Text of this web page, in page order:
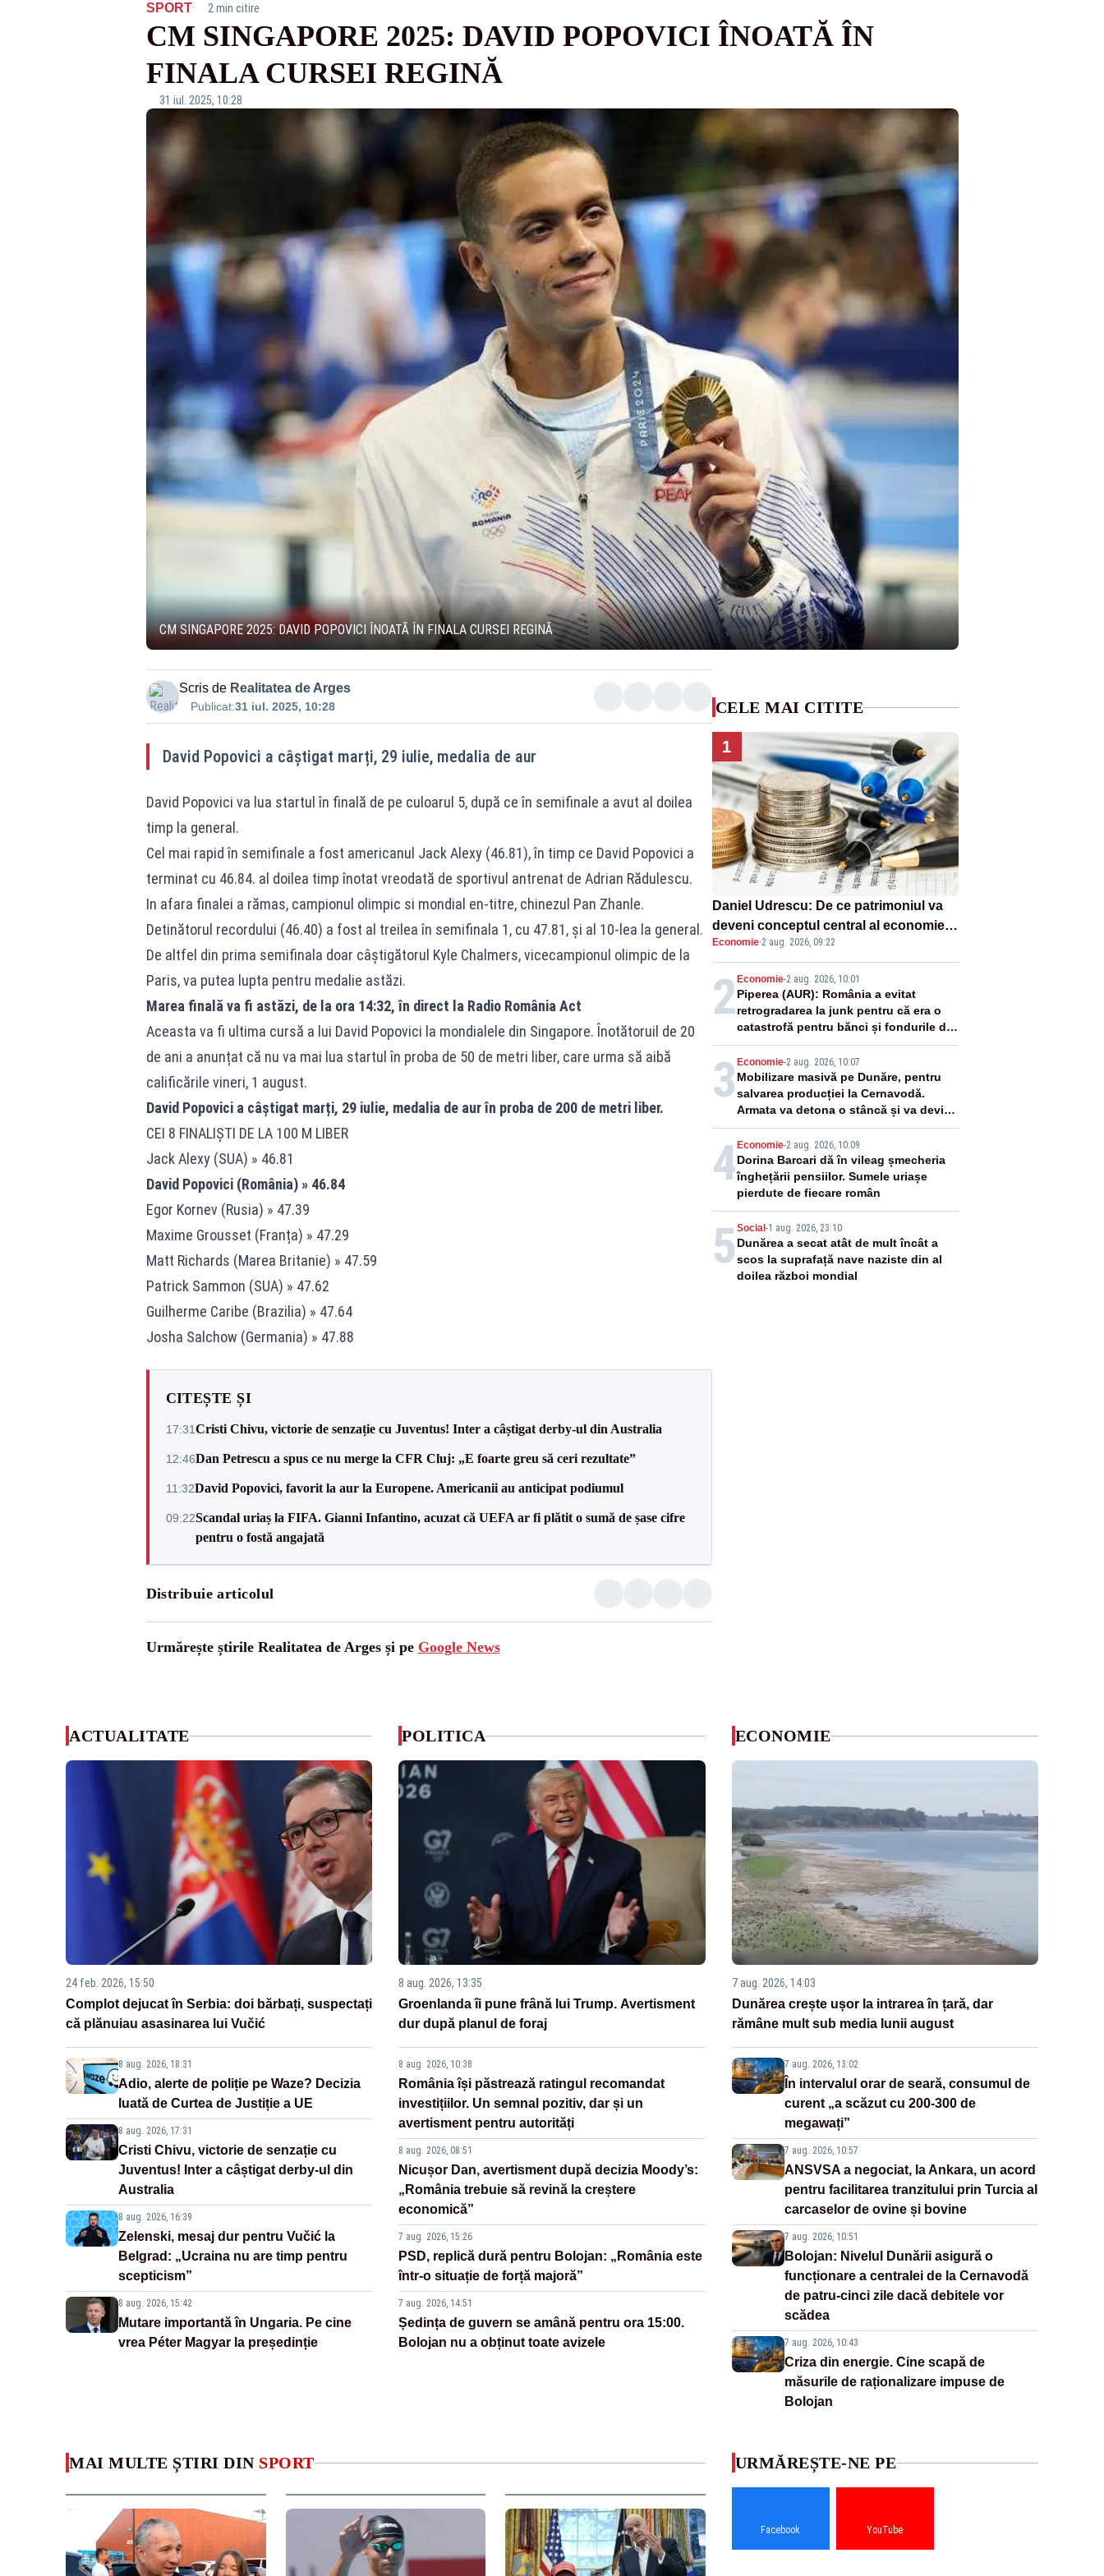
SPORT· 2 min citire
CM SINGAPORE 2025: DAVID POPOVICI ÎNOATĂ ÎN
FINALA CURSEI REGINĂ
31 iul. 2025, 10:28
CM SINGAPORE 2025: DAVID POPOVICI ÎNOATĂ ÎN FINALA CURSEI REGINĂ
Scris de Realitatea de Arges
Publicat:31 iul. 2025, 10:28
David Popovici a câștigat marți, 29 iulie, medalia de aur
David Popovici va lua startul în finală de pe culoarul 5, după ce în semifinale a avut al doilea
timp la general.
Cel mai rapid în semifinale a fost americanul Jack Alexy (46.81), în timp ce David Popovici a
terminat cu 46.84. al doilea timp înotat vreodată de sportivul antrenat de Adrian Rădulescu.
In afara finalei a rămas, campionul olimpic si mondial en-titre, chinezul Pan Zhanle.
Detinătorul recordului (46.40) a fost al treilea în semifinala 1, cu 47.81, şi al 10-lea la general.
De altfel din prima semifinala doar câștigătorul Kyle Chalmers, vicecampionul olimpic de la
Paris, va putea lupta pentru medalie astăzi.
Marea finală va fi astăzi, de la ora 14:32, în direct la Radio România Act
Aceasta va fi ultima cursă a lui David Popovici la mondialele din Singapore. Înotătoruil de 20
de ani a anunțat că nu va mai lua startul în proba de 50 de metri liber, care urma să aibă
calificările vineri, 1 august.
David Popovici a câștigat marți, 29 iulie, medalia de aur în proba de 200 de metri liber.
CEI 8 FINALIŞTI DE LA 100 M LIBER
Jack Alexy (SUA) » 46.81
David Popovici (România) » 46.84
Egor Kornev (Rusia) » 47.39
Maxime Grousset (Franța) » 47.29
Matt Richards (Marea Britanie) » 47.59
Patrick Sammon (SUA) » 47.62
Guilherme Caribe (Brazilia) » 47.64
Josha Salchow (Germania) » 47.88
CITEȘTE ȘI
17:31Cristi Chivu, victorie de senzație cu Juventus! Inter a câștigat derby-ul din Australia
12:46Dan Petrescu a spus ce nu merge la CFR Cluj: „E foarte greu să ceri rezultate”
11:32David Popovici, favorit la aur la Europene. Americanii au anticipat podiumul
09:22Scandal uriaș la FIFA. Gianni Infantino, acuzat că UEFA ar fi plătit o sumă de șase cifre
pentru o fostă angajată
Distribuie articolul
Urmărește știrile Realitatea de Arges și pe Google News
CELE MAI CITITE
1
Daniel Udrescu: De ce patrimoniul va
deveni conceptul central al economiei
viitoare?
Economie·2 aug. 2026, 09:22
2 Economie-2 aug. 2026, 10:01
Piperea (AUR): România a evitat
retrogradarea la junk pentru că era o
catastrofă pentru bănci și fondurile de
pensii
3 Economie-2 aug. 2026, 10:07
Mobilizare masivă pe Dunăre, pentru
salvarea producției la Cernavodă.
Armata va detona o stâncă și va devia
apa fluviului - IMAGINI AERIENE
4 Economie-2 aug. 2026, 10:09
Dorina Barcari dă în vileag șmecheria
înghețării pensiilor. Sumele uriașe
pierdute de fiecare român
5 Social -1 aug. 2026, 23:10
Dunărea a secat atât de mult încât a
scos la suprafață nave naziste din al
doilea război mondial
ACTUALITATE
24 feb. 2026, 15:50
Complot dejucat în Serbia: doi bărbați, suspectați
că plănuiau asasinarea lui Vučić
8 aug. 2026, 18:31
Adio, alerte de poliție pe Waze? Decizia
luată de Curtea de Justiție a UE
8 aug. 2026, 17:31
Cristi Chivu, victorie de senzație cu
Juventus! Inter a câștigat derby-ul din
Australia
8 aug. 2026, 16:39
Zelenski, mesaj dur pentru Vučić la
Belgrad: „Ucraina nu are timp pentru
scepticism”
8 aug. 2026, 15:42
Mutare importantă în Ungaria. Pe cine
vrea Péter Magyar la președinție
POLITICA
8 aug. 2026, 13:35
Groenlanda îi pune frână lui Trump. Avertisment
dur după planul de foraj
8 aug. 2026, 10:38
România își păstrează ratingul recomandat
investițiilor. Un semnal pozitiv, dar și un
avertisment pentru autorități
8 aug. 2026, 08:51
Nicușor Dan, avertisment după decizia Moody’s:
„România trebuie să revină la creștere
economică”
7 aug. 2026, 15:26
PSD, replică dură pentru Bolojan: „România este
într-o situație de forță majoră”
7 aug. 2026, 14:51
Ședința de guvern se amână pentru ora 15:00.
Bolojan nu a obținut toate avizele
ECONOMIE
7 aug. 2026, 14:03
Dunărea crește ușor la intrarea în țară, dar
rămâne mult sub media lunii august
7 aug. 2026, 13:02
În intervalul orar de seară, consumul de
curent „a scăzut cu 200-300 de
megawați”
7 aug. 2026, 10:57
ANSVSA a negociat, la Ankara, un acord
pentru facilitarea tranzitului prin Turcia al
carcaselor de ovine și bovine
7 aug. 2026, 10:51
Bolojan: Nivelul Dunării asigură o
funcționare a centralei de la Cernavodă
de patru-cinci zile dacă debitele vor
scădea
7 aug. 2026, 10:43
Criza din energie. Cine scapă de
măsurile de raționalizare impuse de
Bolojan
MAI MULTE ȘTIRI DIN SPORT URMĂREȘTE-NE PE
Facebook YouTube